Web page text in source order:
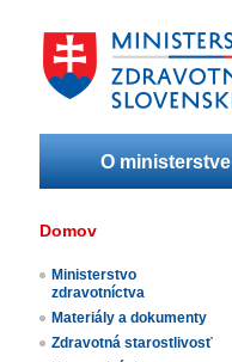
O ministerstve
Domov
Ministerstvo
zdravotníctva
Materiály a dokumenty
Zdravotná starostlivosť